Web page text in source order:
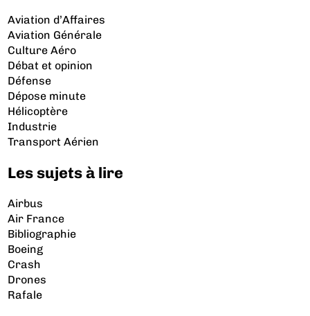
Aviation d’Affaires
Aviation Générale
Culture Aéro
Débat et opinion
Défense
Dépose minute
Hélicoptère
Industrie
Transport Aérien
Les sujets à lire
Airbus
Air France
Bibliographie
Boeing
Crash
Drones
Rafale